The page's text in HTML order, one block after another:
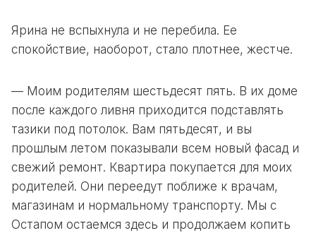
Ярина не вспыхнула и не перебила. Ее
спокойствие, наоборот, стало плотнее, жестче.
— Моим родителям шестьдесят пять. В их доме
после каждого ливня приходится подставлять
тазики под потолок. Вам пятьдесят, и вы
прошлым летом показывали всем новый фасад и
свежий ремонт. Квартира покупается для моих
родителей. Они переедут поближе к врачам,
магазинам и нормальному транспорту. Мы с
Остапом остаемся здесь и продолжаем копить